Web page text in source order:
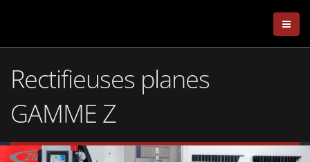
Rectifieuses planes
GAMME Z